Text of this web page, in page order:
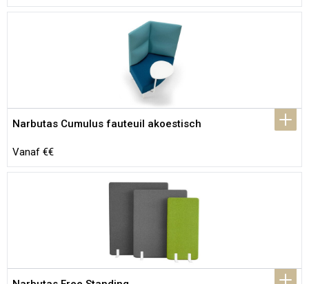
Narbutas Cumulus fauteuil akoestisch
Vanaf €€